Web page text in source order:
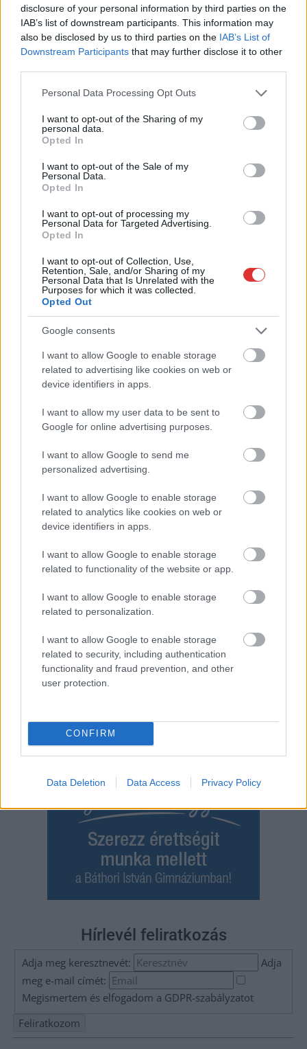
disclosure of your personal information by third parties on the
IAB’s list of downstream participants. This information may
also be disclosed by us to third parties on the IAB’s List of
Downstream Participants that may further disclose it to other
Please note that this website/app uses one or more Google
not limited to your visit or usage behaviour. You may click to
grant or deny consent to Google and its third-party tags to
use your data for below specified purposes in below Google
consent section.
Personal Data Processing Opt Outs
I want to opt-out of the Sharing of my
personal data.
Opted In
I want to opt-out of the Sale of my
Personal Data.
Opted In
I want to opt-out of processing my
Personal Data for Targeted Advertising.
Opted In
I want to opt-out of Collection, Use,
Retention, Sale, and/or Sharing of my
Personal Data that Is Unrelated with the
Purposes for which it was collected.
Opted Out
Google consents
I want to allow Google to enable storage
related to advertising like cookies on web or
device identifiers in apps.
I want to allow my user data to be sent to
Google for online advertising purposes.
I want to allow Google to send me
personalized advertising.
I want to allow Google to enable storage
related to analytics like cookies on web or
device identifiers in apps.
I want to allow Google to enable storage
related to functionality of the website or app.
I want to allow Google to enable storage
related to personalization.
I want to allow Google to enable storage
related to security, including authentication
functionality and fraud prevention, and other
user protection.
CONFIRM
Data Deletion Data Access Privacy Policy
az elmaradt 11
százalékos béremelést
– mondta a belügyminisztérium parlamenti államtitkára a
HírTV péntek esti műsorában. Rétvári Bence kijelentette:„A
pedagógusok rosszul már nem tudnak anyagilag járni.
Annyival tudnak rosszul járni, hogy a pénzt nem veszítik el, de
ősszel jön meg.” Rétvári a beszélgetés végén arról beszélt,
hogy „az egész a gyerekek körül forog. Hogy a gyerekeknek
TOVÁBB OLVASOM
Magyarország rétvári bence,tanárok
Rétvári: A rendvédelmi dolgozók béremelésére
szükség volt, a tanárok, orvosok és a szociális
szféra fizetésemelését a szankciók, a baloldal
és az energiaválság akadályozta
2022.12.30. Hanyecz Máté
interjút adott a Magyar
várható vehemenciával
dicséri a kormány
eredményeit, melyeket
a nehézségek ellenére
egy szórakoztató részlet. A belügyminiszter helyettesét
egyebek mellett a rendvédelemben, az egészségügyben, az
oktatásban és a szociális szférában dolgozók fizetéséről
Rendvédelem Forrás: 444.hu
TOVÁBB OLVASOM
szankciók
Hírlevél feliratkozás
Adja meg keresztnevét:
Adja
meg e-mail címét:
Megismertem és elfogadom a GDPR-szabályzatot